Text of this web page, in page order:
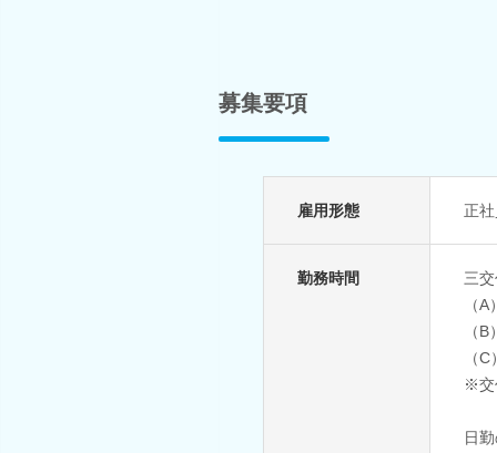
募集要項
雇用形態 正
勤務時間
三
（
（
（
※交
日